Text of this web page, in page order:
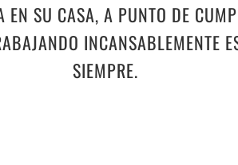
SU CASA, A PUNTO DE
INCANSABLEMENTE
SIEMPRE.